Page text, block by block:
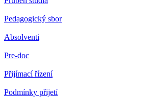
Pedagogický sbor
Absolventi
Pre-doc
Přijímací řízení
Podmínky přijetí